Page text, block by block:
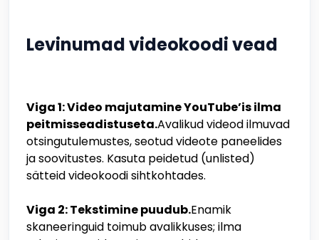
Levinumad videokoodi vead
Viga 1: Video majutamine YouTube’is ilma
peitmisseadistuseta.Avalikud videod ilmuvad
otsingutulemustes, seotud videote paneelides
ja soovitustes. Kasuta peidetud (unlisted)
sätteid videokoodi sihtkohtades.
Viga 2: Tekstimine puudub.Enamik
skaneeringuid toimub avalikkuses; ilma